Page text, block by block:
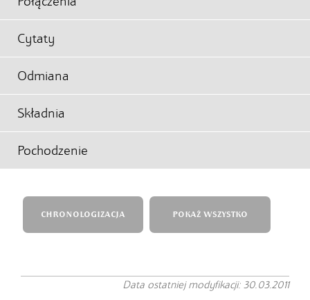
Cytaty
Odmiana
Składnia
Pochodzenie
CHRONOLOGIZACJA POKAŻ WSZYSTKO
Data ostatniej modyfikacji: 30.03.2011